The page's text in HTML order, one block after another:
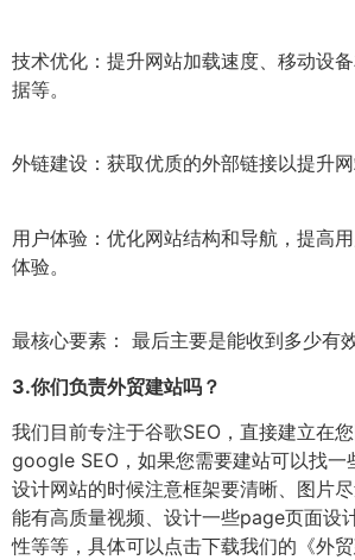
技术优化：提升网站加载速度、移动设
据等。
外链建设：获取优质的外部链接以提升网
用户体验：优化网站结构和导航，提高
体验。
最核心要素： 最后主要是能收到多少有
3.你们负责外贸建站吗？
我们目前专注于谷歌SEO，直接建立在
google SEO，如果您需要建站可以找一
设计网站的时候注意框架要清晰、图片
能有高质量视频、设计一些page页面设
性等等，具体可以点击下载我们的《外